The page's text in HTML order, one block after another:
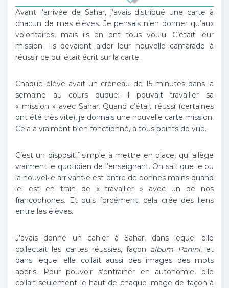
Avant l’arrivée de Sahar, j’avais distribué une carte à
chacun de mes élèves. Je pensais n’en donner qu’aux
volontaires, mais ils en ont tous voulu. C’était leur
mission. Ils devaient aider leur nouvelle camarade à
réussir ce qui était écrit sur la carte.
Chaque élève avait un créneau de 15 minutes dans la
semaine au cours duquel il pouvait travailler sa
« mission » avec Sahar. Quand c’était réussi (certaines
ont été très vite), je donnais une nouvelle carte mission.
Cela a vraiment bien fonctionné, à tous points de vue.
C’est un dispositif simple à mettre en place, qui allège
vraiment le quotidien de l’enseignant. On sait que le ou
la nouvel•le arrivant•e est entre de bonnes mains quand
iel est en train de « travailler » avec un de nos
francophones. Et puis forcément, cela crée des liens
entre les élèves.
J’avais donné un cahier à Sahar, dans lequel elle
collectait les cartes réussies, façon album Panini, et
dans lequel elle collait aussi des images des mots
appris. Pour pouvoir s’entrainer en autonomie, elle
collait seulement le haut de chaque image de façon à